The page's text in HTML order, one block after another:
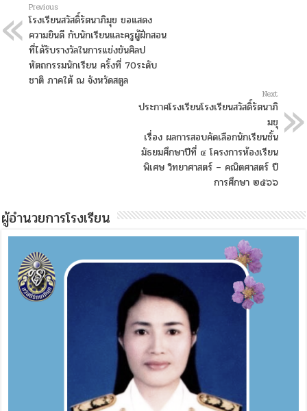
Previous
โรงเรียนสวัสดิ์รัตนาภิมุข ขอแสดง
ความยินดี กับนักเรียนและครูผู้ฝึกสอน
ที่ได้รับรางวัลในการแข่งขันศิลป
หัตถกรรมนักเรียน ครั้งที่ 70ระดับ
ชาติ ภาคใต้ ณ จังหวัดสตูล
Next
ประกาศโรงเรียนโรงเรียนสวัสดิ์รัตนาภิ
มขุ
เรื่อง ผลการสอบคัดเลือกนักเรียนชั้น
มัธยมศึกษาปีที่ ๔ โครงการห้องเรียน
พิเศษ วิทยาศาสตร์ – คณิตศาสตร์ ปี
การศึกษา ๒๕๖๖
ผู้อำนวยการโรงเรียน